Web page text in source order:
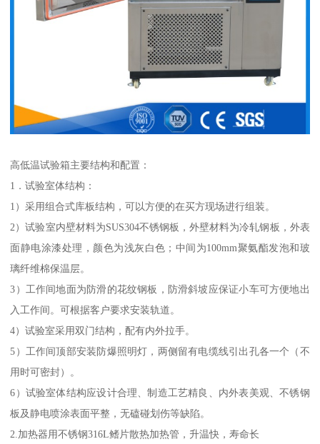
高低温试验箱主要结构和配置：
1．试验室体结构：
1）采用组合式库板结构，可以方便的在买方现场进行组装。
2）试验室内壁材料为SUS304不锈钢板，外壁材料为冷轧钢板，外表
面静电涂漆处理，颜色为浅灰白色；中间为100mm聚氨酯发泡和玻
璃纤维棉保温层。
3）工作间地面为防滑的花纹钢板，防滑斜坡应保证小车可方便地出
入工作间。可根据客户要求安装轨道。
4）试验室采用双门结构，配有内外拉手。
5）工作间顶部安装防爆照明灯，两侧留有电缆线引出孔各一个（不
用时可密封）。
6）试验室体结构应设计合理、制造工艺精良、内外表美观、不锈钢
板及静电喷涂表面平整，无磕碰划伤等缺陷。
2.加热器用不锈钢316L鳍片散热加热管，升温快，寿命长